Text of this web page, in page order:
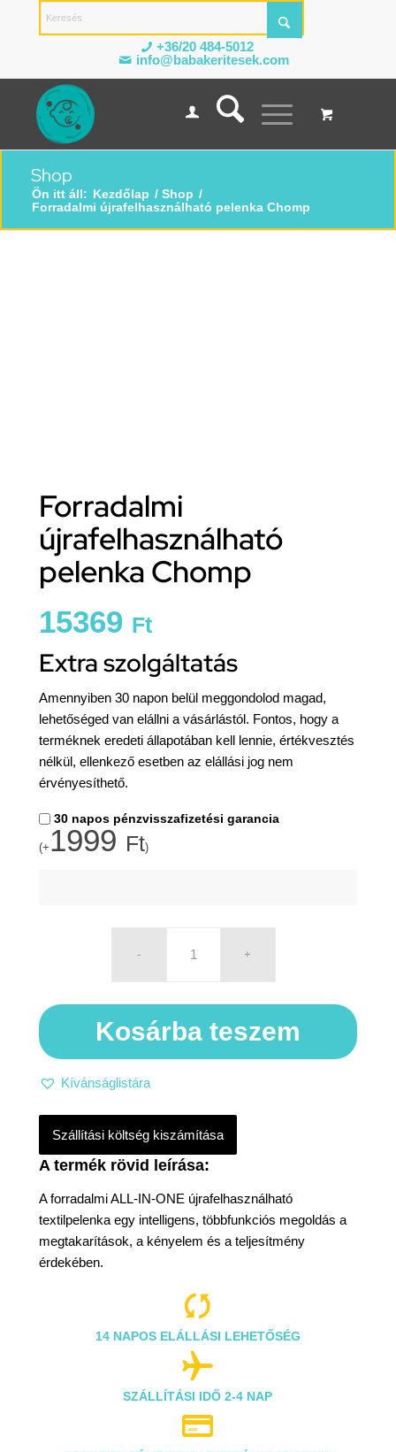
+36/20 484-5012
info@babakeritesek.com
Shop
Ön itt áll: Kezdőlap / Shop /
Forradalmi újrafelhasználható pelenka Chomp
Forradalmi
újrafelhasználható
pelenka Chomp
15369 Ft
A forradalmi ALL-IN-ONE újrafelhasználható
textilpelenka egy intelligens, többfunkciós megoldás a
megtakarítások, a kényelem és a teljesítmény
érdekében.
Extra szolgáltatás
Amennyiben 30 napon belül meggondolod magad,
lehetőséged van elállni a vásárlástól. Fontos, hogy a
terméknek eredeti állapotában kell lennie, értékvesztés
nélkül, ellenkező esetben az elállási jog nem
érvényesíthető.
30 napos pénzvisszafizetési garancia
(+ 1999 Ft)
Kosárba teszem
Kívánságlistára
Szállítási költség kiszámítása

14 NAPOS ELÁLLÁSI LEHETŐSÉG

SZÁLLÍTÁSI IDŐ 2-4 NAP
